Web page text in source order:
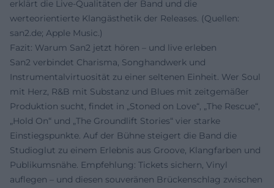
erklärt die Live-Qualitäten der Band und die
werteorientierte Klangästhetik der Releases. (Quellen:
san2.de; Apple Music.)
Fazit: Warum San2 jetzt hören – und live erleben
San2 verbindet Charisma, Songhandwerk und
Instrumentalvirtuosität zu einer seltenen Einheit. Wer Soul
mit Herz, R&B mit Substanz und Blues mit zeitgemäßer
Produktion sucht, findet in „Stoned on Love“, „The Rescue“,
„Hold On“ und „The Groundlift Stories“ vier starke
Einstiegspunkte. Auf der Bühne steigert die Band die
Studioglut zu einem Erlebnis aus Groove, Klangfarben und
Publikumsnähe. Empfehlung: Tickets sichern, Vinyl
auflegen – und diesen souveränen Brückenschlag zwischen